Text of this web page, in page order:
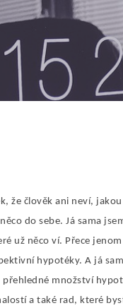
že člověk ani neví,
do sebe. Já sama
už něco ví. Přece
hypotéky. A já
množství
a také rad, které